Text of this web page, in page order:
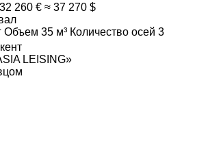
260 € ≈ 37 270 $
Объем 35 м³ Количество осей 3
LEISING»